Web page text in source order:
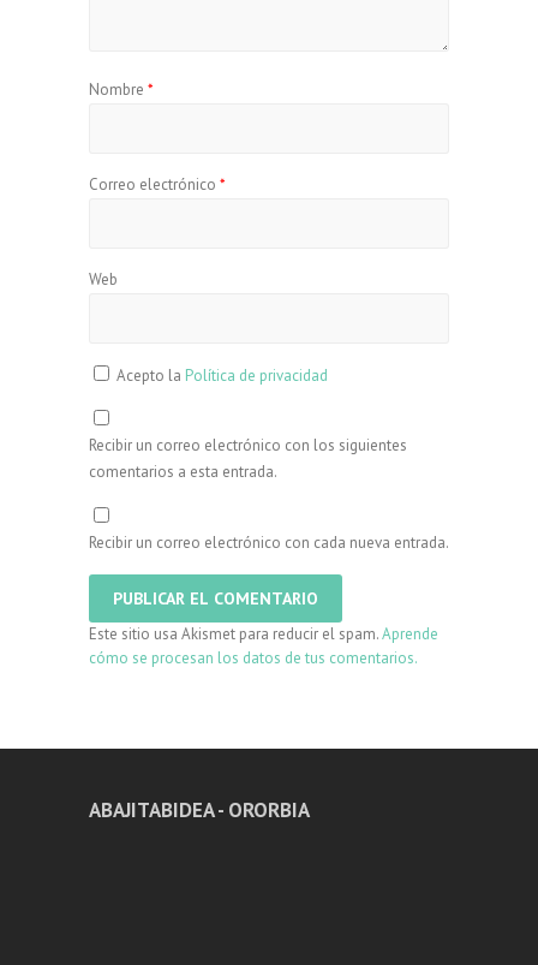
Nombre *
Correo electrónico *
Web
Acepto la Política de privacidad
Recibir un correo electrónico con los siguientes
comentarios a esta entrada.
Recibir un correo electrónico con cada nueva entrada.
Este sitio usa Akismet para reducir el spam.Aprende
cómo se procesan los datos de tus comentarios.
ABAJITABIDEA - ORORBIA